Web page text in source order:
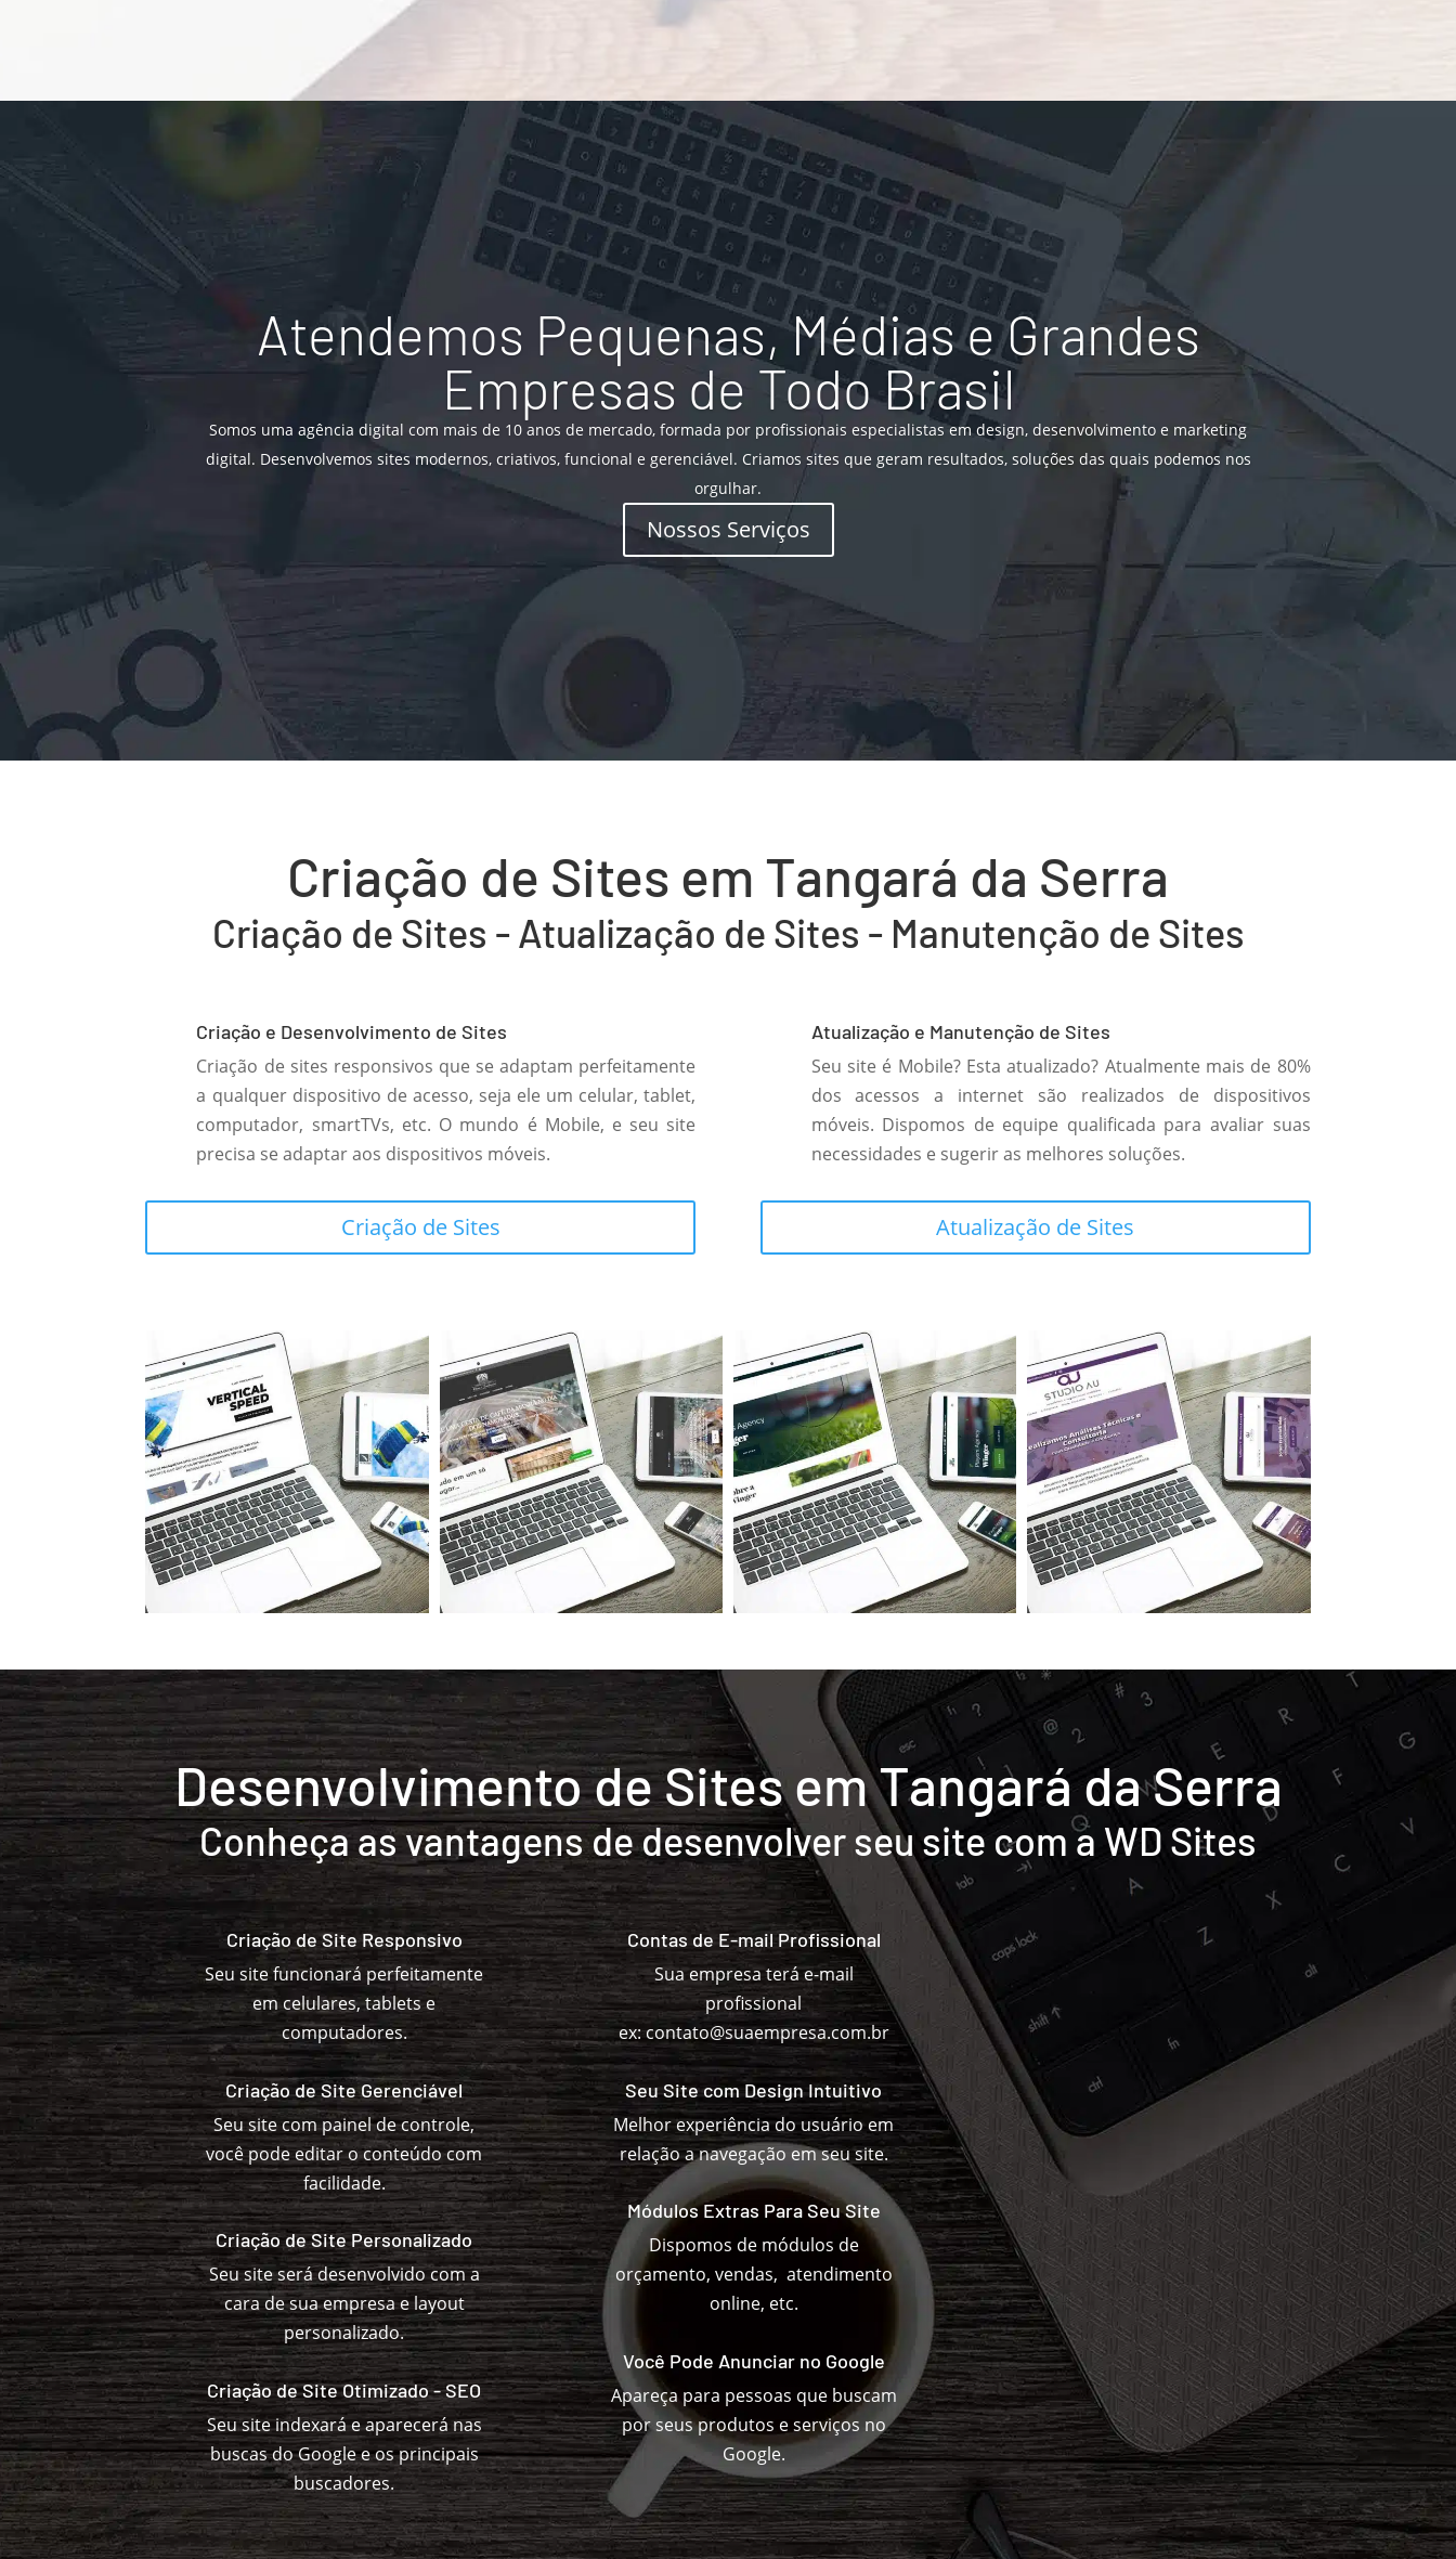
Atendemos Pequenas, Médias e Grandes
Empresas de Todo Brasil
Somos uma agência digital com mais de 10 anos de mercado, formada por profissionais especialistas em design, desenvolvimento e marketing
digital. Desenvolvemos sites modernos, criativos, funcional e gerenciável. Criamos sites que geram resultados, soluções das quais podemos nos
orgulhar.
Nossos Serviços
Criação de Sites em Tangará da Serra
Criação de Sites - Atualização de Sites - Manutenção de Sites
Criação e Desenvolvimento de Sites
Criação de sites responsivos que se adaptam perfeitamente
a qualquer dispositivo de acesso, seja ele um celular, tablet,
computador, smartTVs, etc. O mundo é Mobile, e seu site
precisa se adaptar aos dispositivos móveis.
Criação de Sites
Atualização e Manutenção de Sites
Seu site é Mobile? Esta atualizado? Atualmente mais de 80%
dos acessos a internet são realizados de dispositivos
móveis. Dispomos de equipe qualificada para avaliar suas
necessidades e sugerir as melhores soluções.
Atualização de Sites
Desenvolvimento de Sites em Tangará da Serra
Conheça as vantagens de desenvolver seu site com a WD Sites
Criação de Site Responsivo
Seu site funcionará perfeitamente
em celulares, tablets e
computadores.
Criação de Site Gerenciável
Seu site com painel de controle,
você pode editar o conteúdo com
facilidade.
Criação de Site Personalizado
Seu site será desenvolvido com a
cara de sua empresa e layout
personalizado.
Criação de Site Otimizado - SEO
Seu site indexará e aparecerá nas
buscas do Google e os principais
buscadores.
Contas de E-mail Profissional
Sua empresa terá e-mail
profissional
ex: contato@suaempresa.com.br
Seu Site com Design Intuitivo
Melhor experiência do usuário em
relação a navegação em seu site.
Módulos Extras Para Seu Site
Dispomos de módulos de
orçamento, vendas, atendimento
online, etc.
Você Pode Anunciar no Google
Apareça para pessoas que buscam
por seus produtos e serviços no
Google.